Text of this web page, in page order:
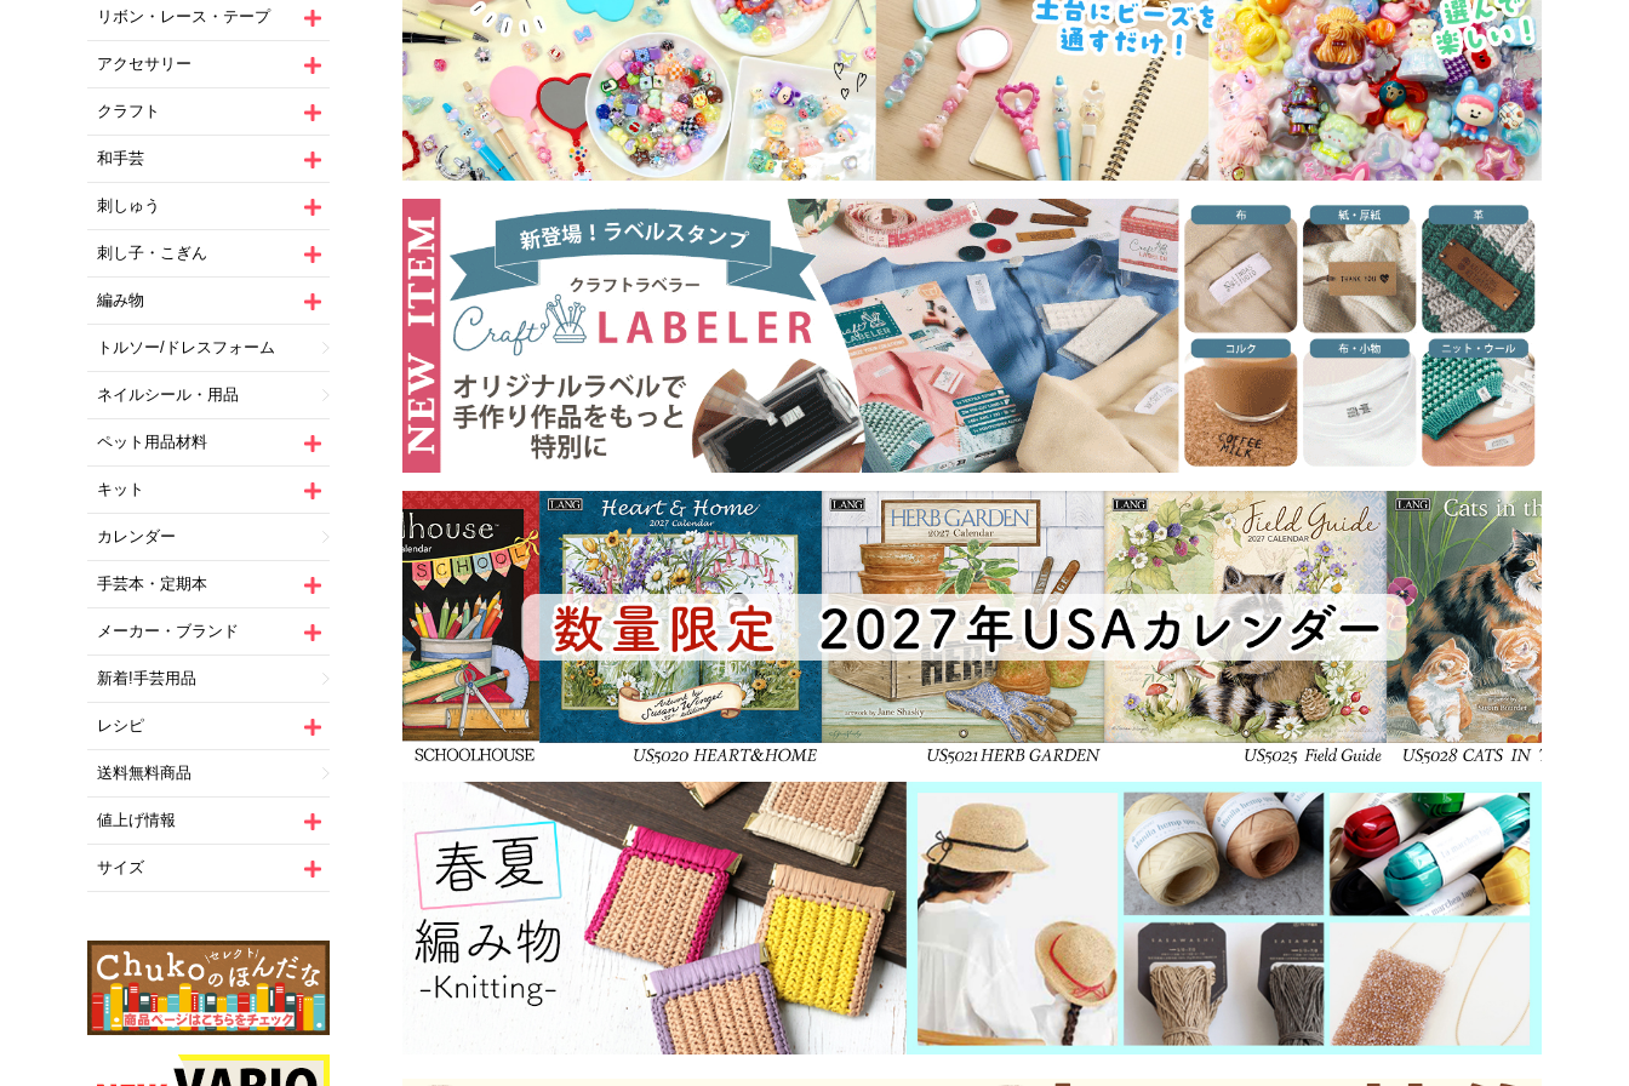
リボン・レース・テープ
アクセサリー
クラフト
和手芸
刺しゅう
刺し子・こぎん
編み物
トルソー/ドレスフォーム
ネイルシール・用品
ペット用品材料
キット
カレンダー
手芸本・定期本
メーカー・ブランド
新着!手芸用品
レシピ
送料無料商品
値上げ情報
サイズ